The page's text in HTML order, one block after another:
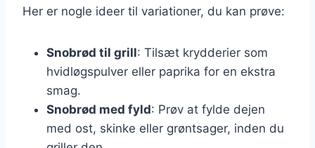
Her er nogle ideer til variationer, du kan prøve:
Snobrød til grill: Tilsæt krydderier som
hvidløgspulver eller paprika for en ekstra
smag.
Snobrød med fyld: Prøv at fylde dejen
med ost, skinke eller grøntsager, inden du